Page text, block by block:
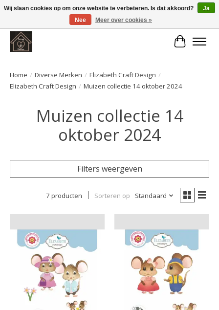
Large selection of products and fast shipping!
Home / Diverse Merken / Elizabeth Craft Design /
Elizabeth Craft Design / Muizen collectie 14 oktober 2024
Muizen collectie 14
oktober 2024
Filters weergeven
7 producten Sorteren op Standaard
Wij slaan cookies op om onze website te verbeteren. Is dat akkoord?
Ja
Nee
Meer over cookies »